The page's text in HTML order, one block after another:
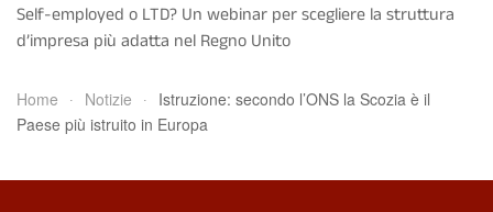
Self-employed o LTD? Un webinar per scegliere la struttura
d’impresa più adatta nel Regno Unito
Home Notizie
Istruzione: secondo l’ONS la Scozia è il
Paese più istruito in Europa